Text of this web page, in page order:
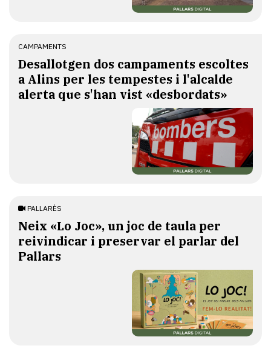
CAMPAMENTS
​Desallotgen dos campaments escoltes
a Alins per les tempestes i l'alcalde
alerta que s'han vist «desbordats»
PALLARÈS
​Neix «Lo Joc», un joc de taula per
reivindicar i preservar el parlar del
Pallars